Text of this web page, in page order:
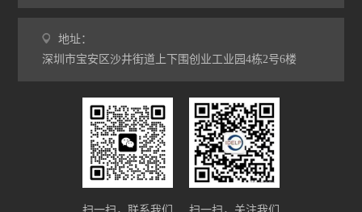
地址：
深圳市宝安区沙井街道上下围创业工业园4栋2号6楼